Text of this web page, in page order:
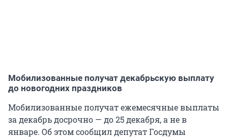
Мобилизованные получат декабрьскую выплату
до новогодних праздников
Мобилизованные получат ежемесячные выплаты
за декабрь досрочно — до 25 декабря, а не в
январе. Об этом сообщил депутат Госдумы